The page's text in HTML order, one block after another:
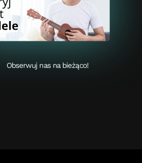
Obserwuj nas na bieżąco!